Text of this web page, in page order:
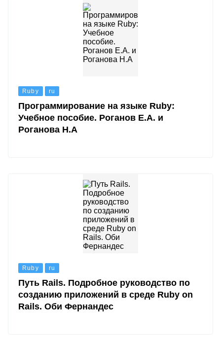
Ruby ru
Программирование на языке Ruby:
Учебное пособие. Роганов Е.А. и
Роганова Н.А
Ruby ru
Путь Rails. Подробное руководство по
созданию приложений в среде Ruby on
Rails. Оби Фернандес